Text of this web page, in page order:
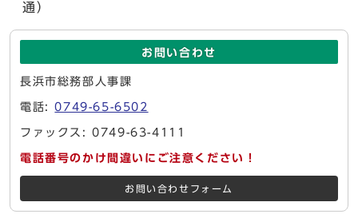
通）
お問い合わせ
長浜市総務部人事課
電話:0749-65-6502
ファックス: 0749-63-4111
電話番号のかけ間違いにご注意ください！
お問い合わせフォーム